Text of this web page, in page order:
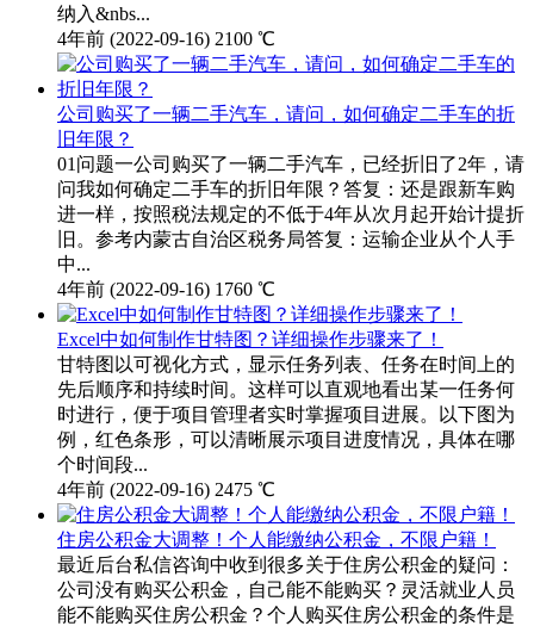
纳入&nbs...
4年前 (2022-09-16) 2100 ℃
公司购买了一辆二手汽车，请问，如何确定二手车的折
旧年限？
01问题一公司购买了一辆二手汽车，已经折旧了2年，请
问我如何确定二手车的折旧年限？答复：还是跟新车购
进一样，按照税法规定的不低于4年从次月起开始计提折
旧。参考内蒙古自治区税务局答复：运输企业从个人手
中...
4年前 (2022-09-16) 1760 ℃
Excel中如何制作甘特图？详细操作步骤来了！
甘特图以可视化方式，显示任务列表、任务在时间上的
先后顺序和持续时间。这样可以直观地看出某一任务何
时进行，便于项目管理者实时掌握项目进展。以下图为
例，红色条形，可以清晰展示项目进度情况，具体在哪
个时间段...
4年前 (2022-09-16) 2475 ℃
住房公积金大调整！个人能缴纳公积金，不限户籍！
最近后台私信咨询中收到很多关于住房公积金的疑问：
公司没有购买公积金，自己能不能购买？灵活就业人员
能不能购买住房公积金？个人购买住房公积金的条件是